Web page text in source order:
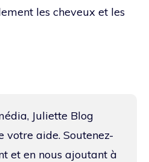
les cheveux et les
Juliette Blog
votre aide. Soutenez-
et en nous ajoutant à